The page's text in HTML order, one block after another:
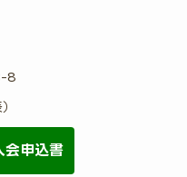
8
会申込書